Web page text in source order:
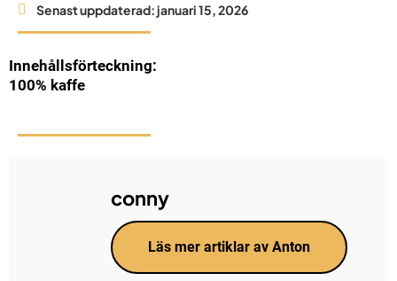
Senast uppdaterad:januari 15, 2026
Innehållsförteckning:
100% kaffe
conny
Läs mer artiklar av Anton